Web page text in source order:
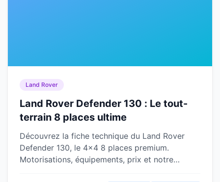
Land Rover
Land Rover Defender 130 : Le tout-
terrain 8 places ultime
Découvrez la fiche technique du Land Rover
Defender 130, le 4x4 8 places premium.
Motorisations, équipements, prix et notre